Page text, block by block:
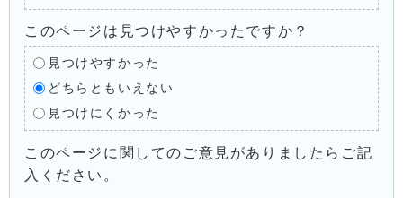
このページは見つけやすかったですか？
見つけやすかった
どちらともいえない
見つけにくかった
このページに関してのご意見がありましたらご記
入ください。